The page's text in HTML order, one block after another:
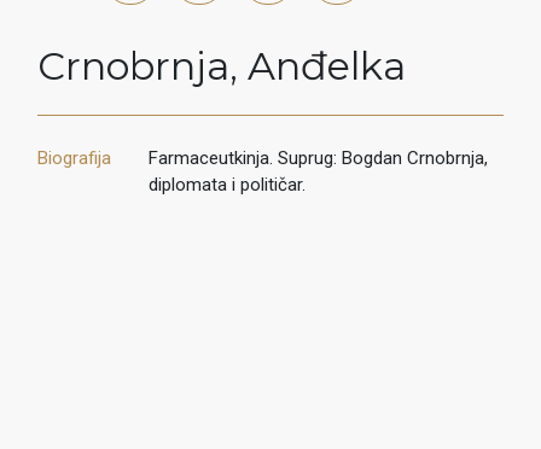
Crnobrnja, Anđelka
Biografija
Farmaceutkinja. Suprug: Bogdan Crnobrnja,
diplomata i političar.